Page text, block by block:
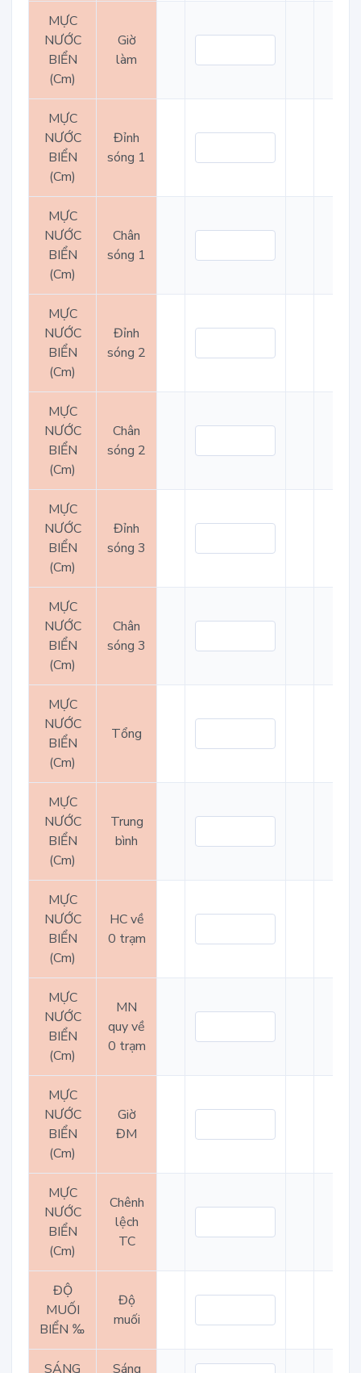
MỰC
NƯỚC
BIỂN
(Cm)
Giờ
làm
MỰC
NƯỚC
BIỂN
(Cm)
Đỉnh
sóng 1
MỰC
NƯỚC
BIỂN
(Cm)
Chân
sóng 1
MỰC
NƯỚC
BIỂN
(Cm)
Đỉnh
sóng 2
MỰC
NƯỚC
BIỂN
(Cm)
Chân
sóng 2
MỰC
NƯỚC
BIỂN
(Cm)
Đỉnh
sóng 3
MỰC
NƯỚC
BIỂN
(Cm)
Chân
sóng 3
MỰC
NƯỚC
BIỂN
(Cm)
Tổng
MỰC
NƯỚC
BIỂN
(Cm)
Trung
bình
MỰC
NƯỚC
BIỂN
(Cm)
HC về
0 trạm
MỰC
NƯỚC
BIỂN
(Cm)
MN
quy về
0 trạm
MỰC
NƯỚC
BIỂN
(Cm)
Giờ
ĐM
MỰC
NƯỚC
BIỂN
(Cm)
Chênh
lệch
TC
ĐỘ
MUỐI
BIỂN ‰
Độ
muối
SÁNG Sáng